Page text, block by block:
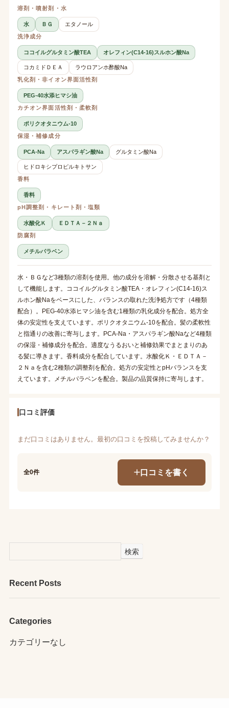
溶剤・噴射剤・水
水 ＢＧ
エタノール
洗浄成分
ココイルグルタミン酸TEA オレフィン(C14-16)スルホン酸Na
コカミドＤＥＡ
ラウロアンホ酢酸Na
乳化剤・非イオン界面活性剤
PEG-40水添ヒマシ油
カチオン界面活性剤・柔軟剤
ポリクオタニウム-10
保湿・補修成分
PCA-Na アスパラギン酸Na グルタミン酸Na
ヒドロキシプロピルキトサン
香料
香料
pH調整剤・キレート剤・塩類
水酸化Ｋ
ＥＤＴＡ－２Ｎａ
防腐剤
メチルパラベン
水・ＢＧなど3種類の溶剤を使用。他の成分を溶解・分散させる基剤と
して機能します。ココイルグルタミン酸TEA・オレフィン(C14-16)ス
ルホン酸Naをベースにした、バランスの取れた洗浄処方です（4種類
配合）。PEG-40水添ヒマシ油を含む1種類の乳化成分を配合。処方全
体の安定性を支えています。ポリクオタニウム-10を配合。髪の柔軟性
と指通りの改善に寄与します。PCA-Na・アスパラギン酸Naなど4種類
の保湿・補修成分を配合。適度なうるおいと補修効果でまとまりのあ
る髪に導きます。香料成分を配合しています。水酸化Ｋ・ＥＤＴＡ－
２Ｎａを含む2種類の調整剤を配合。処方の安定性とpHバランスを支
えています。メチルパラベンを配合。製品の品質保持に寄与します。
口コミ評価
まだ口コミはありません。最初の口コミを投稿してみませんか？
全0件 口コミを書く
検索
Recent Posts
Categories
カテゴリーなし